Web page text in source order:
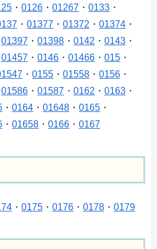
・ 0126 ・ 01267 ・ 0133 ・
・ 01377 ・ 01372 ・ 01374 ・
01397 ・ 01398 ・ 0142 ・ 0143 ・
01457 ・ 0146 ・ 01466 ・ 015 ・
・ 0155 ・ 01558 ・ 0156 ・
01586 ・ 01587 ・ 0162 ・ 0163 ・
・ 0164 ・ 01648 ・ 0165 ・
・ 01658 ・ 0166 ・ 0167
・ 0175 ・ 0176 ・ 0178 ・ 0179